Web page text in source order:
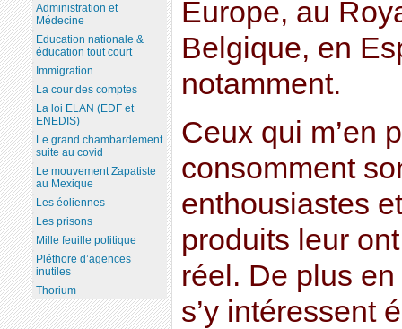
Europe, au
Belgique, en
notamment.
Ceux qui m’en
consomment
enthousiastes
produits leur
réel. De plus
s’y intéressent
Administration et
Médecine
Education nationale &
éducation tout court
Immigration
La cour des comptes
La loi ELAN (EDF et
ENEDIS)
Le grand chambardement
suite au covid
Le mouvement Zapatiste
au Mexique
Les éoliennes
Les prisons
Mille feuille politique
Pléthore d’agences
inutiles
Thorium